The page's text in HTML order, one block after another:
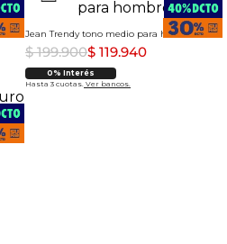
Jean Trendy tono medio para hombre
$ 199.900$ 119.940
0% Interés
Hasta 3 cuotas. Ver bancos.